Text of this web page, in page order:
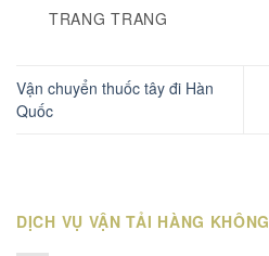
TRANG TRANG
Vận chuyển thuốc tây đi Hàn
Quốc
DỊCH VỤ VẬN TẢI HÀNG KHÔNG